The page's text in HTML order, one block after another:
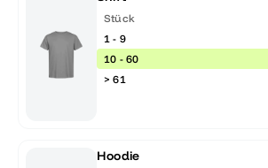
Stück
1 - 9
10 - 60
> 61
Hoodie